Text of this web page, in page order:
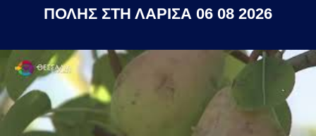
ΠΟΛΗΣ ΣΤΗ ΛΑΡΙΣΑ 06 08 2026